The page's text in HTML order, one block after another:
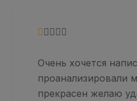
Очень хочется
проанализировали
прекрасен желаю